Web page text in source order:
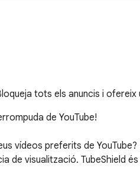
tots els anuncis i
de YouTube!
vídeos preferits de
de visualització. TubeShield